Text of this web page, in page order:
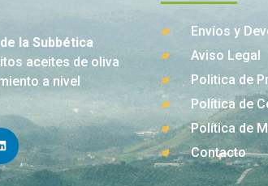
la Subbética
aceites de oliva
a nivel
Envíos y
Aviso Legal
Politica de
Política de
Política de
Contacto